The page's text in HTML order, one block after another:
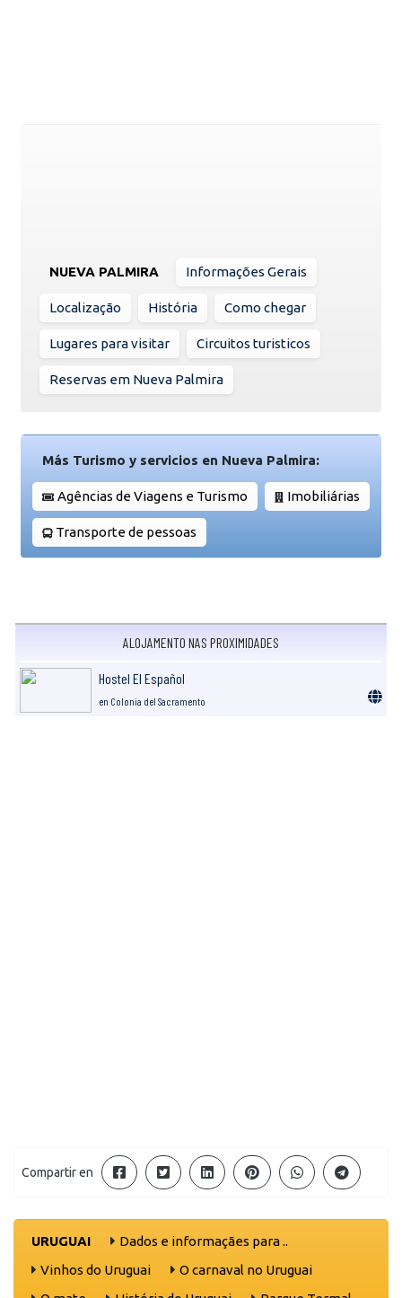
NUEVA PALMIRA Informações Gerais
Localização História Como chegar
Lugares para visitar Circuitos turisticos
Reservas em Nueva Palmira
Más Turismo y servicios en Nueva Palmira:
Agências de Viagens e Turismo Imobiliárias
Transporte de pessoas
ALOJAMENTO NAS PROXIMIDADES
Hostel El Español
en Colonia del Sacramento
Compartir en
URUGUAI
Dados e informaçães para ..
Vinhos do Uruguai
O carnaval no Uruguai